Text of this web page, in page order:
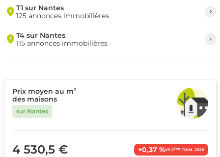
T1 sur Nantes
125 annonces immobilières
T4 sur Nantes
115 annonces immobilières
Prix moyen au m²
des maisons
sur Nantes
4 530,5 € +0,37 %VS 2èmeTRIM. 2026